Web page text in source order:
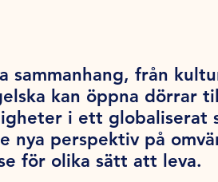
sammanhang, från
kan öppna dörrar
i ett globaliserat
nya perspektiv på
för olika sätt att leva.